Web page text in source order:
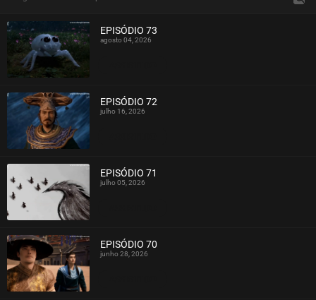
EPISÓDIO 73
agosto 04, 2026
EPISÓDIO 72
julho 16, 2026
EPISÓDIO 71
julho 05, 2026
EPISÓDIO 70
junho 28, 2026